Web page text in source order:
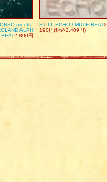
meets
ALPH
2,800円
STILL ECHO / MUTE BEAT2,
190円(税込2,409円)